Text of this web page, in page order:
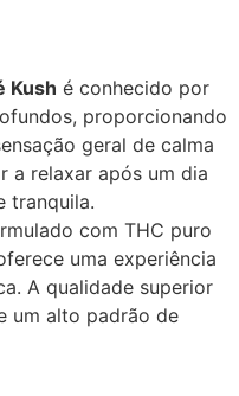
Kush é conhecido por
proporcionando
geral de calma
a relaxar após um dia
tranquila.
com THC puro
uma experiência
A qualidade superior
um alto padrão de